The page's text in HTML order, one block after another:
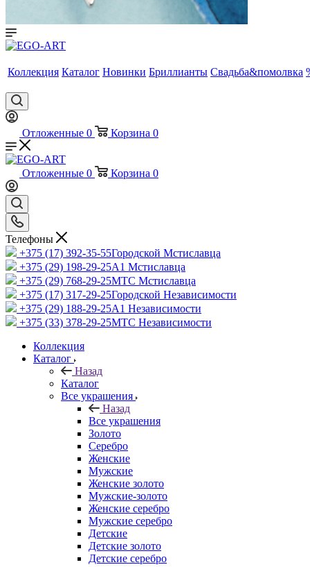
Коллекция Каталог Новинки Бриллианты Свадьба&помолвка
Отложенные 0 Корзина 0
Отложенные 0 Корзина 0
Телефоны
+375 (17) 392-35-55Городской Мстиславца
+375 (29) 198-29-25A1 Мстиславца
+375 (29) 768-29-25МТС Мстиславца
+375 (17) 317-29-25Городской Независимости
+375 (29) 188-29-25A1 Независимости
+375 (33) 378-29-25МТС Независимости
Коллекция
Каталог
Назад
Каталог
Все украшения
Назад
Все украшения
Золото
Серебро
Женские
Мужские
Женские золото
Мужские-золото
Женские серебро
Мужские серебро
Детские
Детские золото
Детские серебро